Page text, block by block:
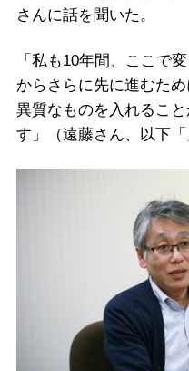
さんに話を聞いた。
「私も10年間、ここで
からさらに先に進むた
異質なものを入れるこ
す」（遠藤さん、以下「